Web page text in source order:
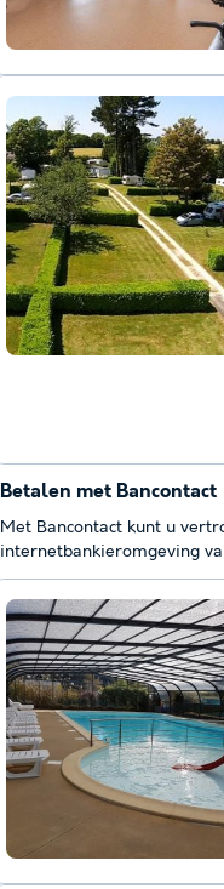
Betalen met Bancontact
Met Bancontact kunt u
internetbankieromgeving